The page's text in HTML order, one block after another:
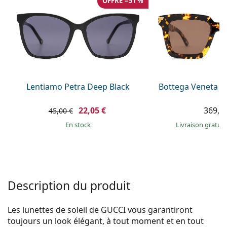
Prada
Toutes les marques
Lentiamo Petra Deep Black
45,00 € 22,05 €
en stock
Bottega Veneta
Livraison
Description du produit
Les lunettes de soleil de GUCCI vous garantiront
toujours un look élégant, à tout moment et en tout